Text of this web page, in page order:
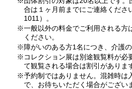
合は１ヶ月前までにご連絡くださ
1011）。
※一般以外の料金でご利用される方
ください。
※障がいのある方1名につき、介護の
※コレクション展は別途観覧料が必
て観覧される場合は割引がありま
※予約制ではありません。混雑時は
で、お待ちいただく場合がござい